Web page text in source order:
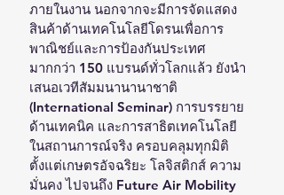
ภายในงาน นอกจากจะมีการจัดแสดง
สินค้าด้านเทคโนโลยีโดรนเพื่อการ
พาณิชย์และการป้องกันประเทศ
มากกว่า 150 แบรนด์ทั่วโลกแล้ว ยังนำ
เสนอเวทีสัมมนานานาชาติ
(International Seminar) การบรรยาย
ด้านเทคนิค และการสาธิตเทคโนโลยี
ในสถานการณ์จริง ครอบคลุมทุกมิติ
ตั้งแต่เกษตรอัจฉริยะ โลจิสติกส์ ความ
มั่นคง ไปจนถึง Future Air Mobility